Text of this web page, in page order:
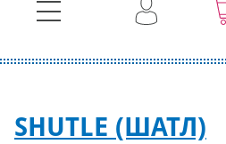
SHUTLE (ШАТЛ)